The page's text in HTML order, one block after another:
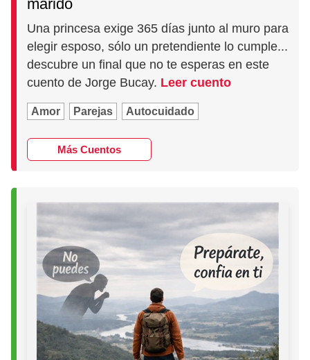
marido
Una princesa exige 365 días junto al muro para
elegir esposo, sólo un pretendiente lo cumple...
descubre un final que no te esperas en este
cuento de Jorge Bucay. Leer cuento
Amor Parejas Autocuidado
Más Cuentos